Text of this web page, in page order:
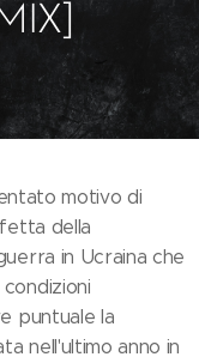
motivo di
della
in Ucraina che
puntuale la
nell'ultimo anno in